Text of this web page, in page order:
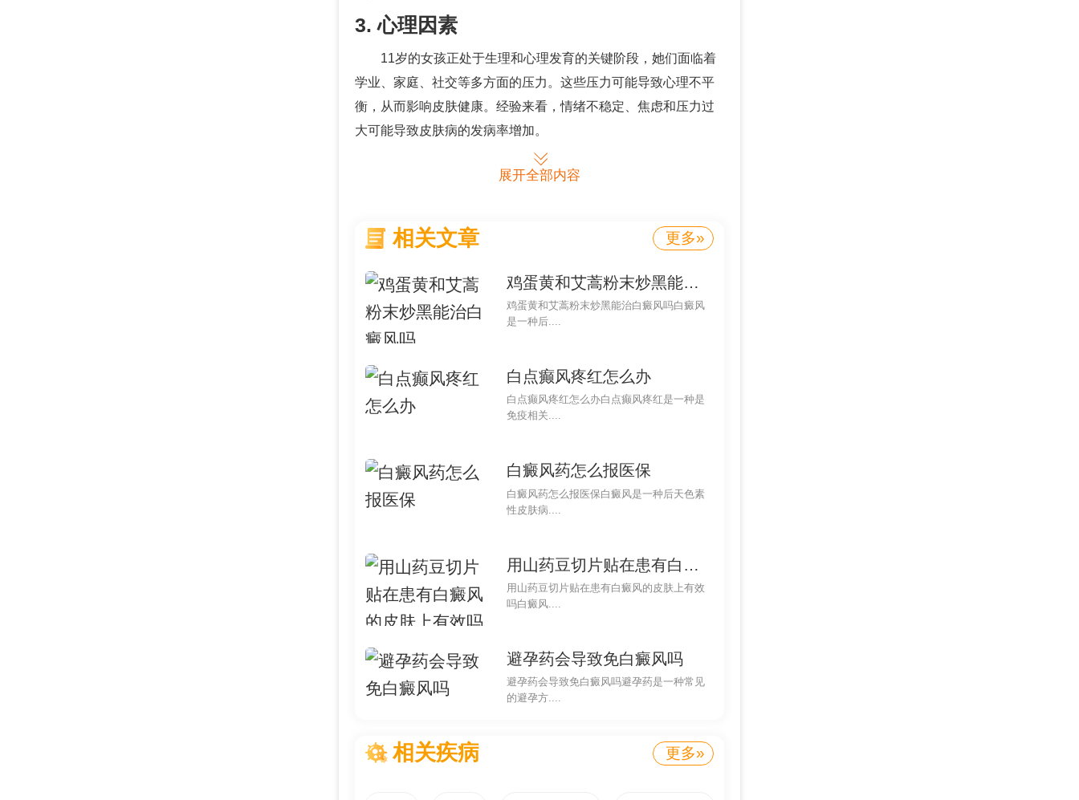
3. 心理因素
11岁的女孩正处于生理和心理发育的关键阶段，她们面临着
学业、家庭、社交等多方面的压力。这些压力可能导致心理不平
衡，从而影响皮肤健康。经验来看，情绪不稳定、焦虑和压力过
大可能导致皮肤病的发病率增加。
通过对为什么是11岁的女孩的脸上有白点还有红红进行讨
建议：
合理护理皮肤，保持清洁和适度保湿。选择适合肤质的护肤
品，并避免使用刺激性化妆品。
注意日常生活习惯和饮食，避免暴饮暴食、熬夜以及过度曝
健康。
建议女孩学会合理应对压力，培养良好的心理状态。可以通
保持良好的沟通。
尽量避免化学治疗，多选择科学疗法和保健方法来改善皮肤
11岁女孩脸上出现白点和红红的情况可能是多种因素所致，
包括生理原因、环境因素和心理因素。通过科学的护理、预防和
心理关怀，可以帮助患者改善皮肤状况，并提高生活质量。
为什么是11岁的女孩的脸上有白
点还有红红的
展开全部内容
相关文章 更多»
鸡蛋黄和艾蒿粉末炒黑能治白癜风
鸡蛋黄和艾蒿粉末炒黑能治白癜风吗白癜风
是一种后....
白点癫风疼红怎么办
白点癫风疼红怎么办白点癫风疼红是一种是
免疫相关....
白癜风药怎么报医保
白癜风药怎么报医保白癜风是一种后天色素
性皮肤病....
用山药豆切片贴在患有白癜风的皮
用山药豆切片贴在患有白癜风的皮肤上有效
吗白癜风....
避孕药会导致免白癜风吗
避孕药会导致免白癜风吗避孕药是一种常见
的避孕方....
相关疾病 更多»